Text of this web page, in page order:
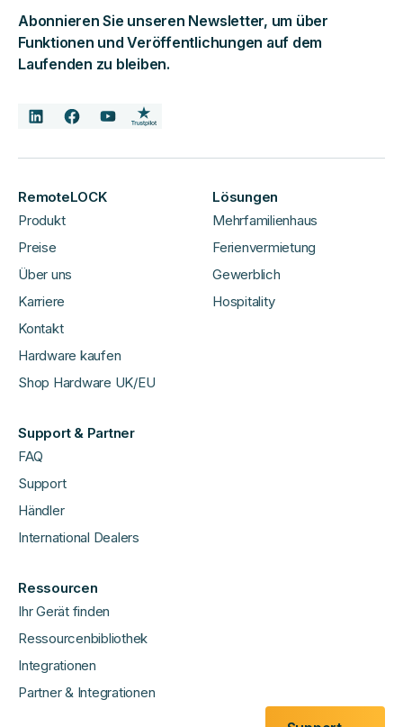
Abonnieren Sie unseren Newsletter, um über
Funktionen und Veröffentlichungen auf dem
Laufenden zu bleiben.
RemoteLOCK
Produkt
Preise
Über uns
Karriere
Kontakt
Hardware kaufen
Shop Hardware UK/EU
Lösungen
Mehrfamilienhaus
Ferienvermietung
Gewerblich
Hospitality
Support & Partner
FAQ
Support
Händler
International Dealers
Ressourcen
Ihr Gerät finden
Ressourcenbibliothek
Integrationen
Partner & Integrationen